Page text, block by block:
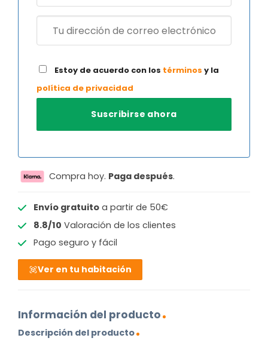
Estoy de acuerdo con los términos y la
política de privacidad
Compra hoy. Paga después.
Envío gratuitoa partir de 50€
8.8/10 Valoración de los clientes
Pago seguro y fácil
Ver en tu habitación
Información del producto
Descripción del producto